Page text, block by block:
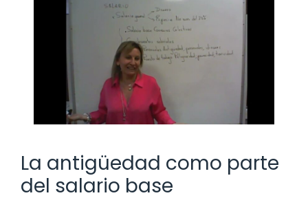
La antigüedad como parte
del salario base